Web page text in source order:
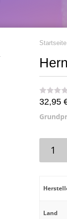
Startseite
32,95
Tom
BIO
Menge
Land